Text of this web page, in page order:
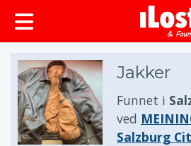
Jakker
Funnet i
ved
Salzburg